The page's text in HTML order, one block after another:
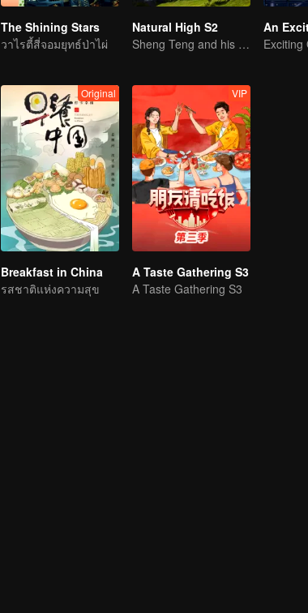
The Shining Stars
วาไรตี้สี่จอมยุทธ์ป่าไผ่
Natural High S2
Sheng Teng and his friends come back with high spirits
An
Exciting
Original
Breakfast in China
รสชาติแห่งความสุข
VIP
A Taste Gathering S3
A Taste Gathering S3